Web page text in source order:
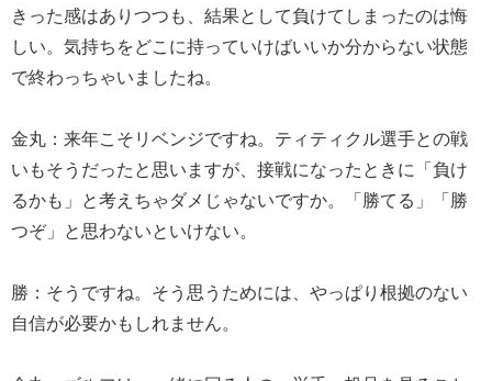
きった感はありつつも、結果として負けてしまったのは悔
しい。気持ちをどこに持っていけばいいか分からない状態
で終わっちゃいましたね。
金丸：来年こそリベンジですね。ティティクル選手との戦
いもそうだったと思いますが、接戦になったときに「負け
るかも」と考えちゃダメじゃないですか。「勝てる」「勝
つぞ」と思わないといけない。
勝：そうですね。そう思うためには、やっぱり根拠のない
自信が必要かもしれません。